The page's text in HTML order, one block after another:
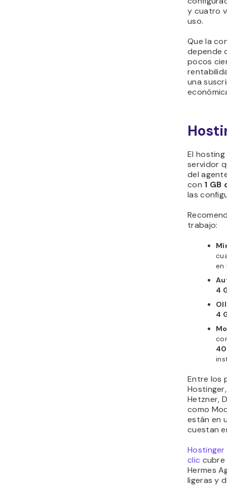
y cuatro
uso.
Que la
depende
pocos
una
El
servidor
del
con 1 GB
las
trabajo:
en
4
4
40
Entre los
Hetzner,
como
están en
cuestan
Hostinger
clic
Hermes
ligeras y